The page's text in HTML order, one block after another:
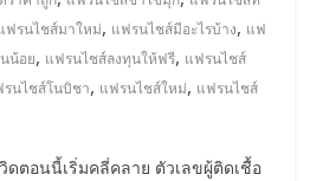
ฟรนไชส์มาใหม่, แฟรนไชส์มีอะไรบ้าง, แฟ
น้อย, แฟรนไชส์ลงทุนให้ฟรี, แฟรนไชส์
นไชส์โนบิชา, แฟรนไชส์ใหม่, แฟรนไชส์
ตอนนี้เริ่มคลี่คลาย ตัวเลขผู้ติดเชื้อ